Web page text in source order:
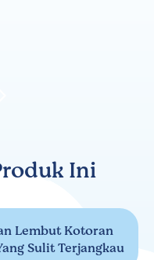
Ini
Lembut Kotoran
Sulit Terjangkau